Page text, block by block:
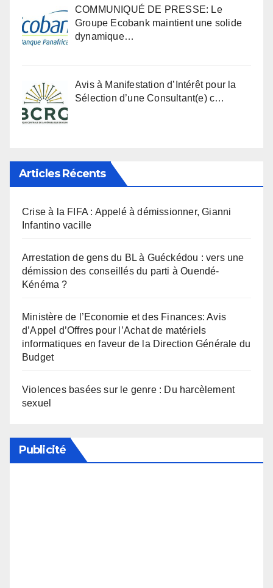
COMMUNIQUÉ DE PRESSE: Le
Groupe Ecobank maintient une solide
dynamique…
Avis à Manifestation d’Intérêt pour la
Sélection d’une Consultant(e) c…
Articles Récents
Crise à la FIFA : Appelé à démissionner, Gianni
Infantino vacille
Arrestation de gens du BL à Guéckédou : vers une
démission des conseillés du parti à Ouendé-
Kénéma ?
Ministère de l’Economie et des Finances: Avis
d’Appel d’Offres pour l’Achat de matériels
informatiques en faveur de la Direction Générale du
Budget
Violences basées sur le genre : Du harcèlement
sexuel
Publicité